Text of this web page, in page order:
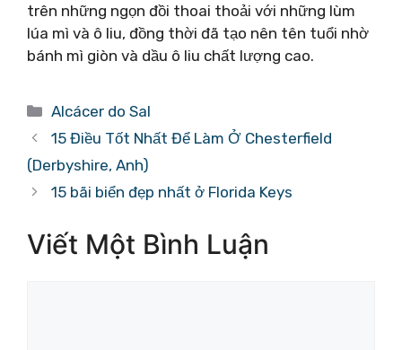
trên những ngọn đồi thoai thoải với những lùm
lúa mì và ô liu, đồng thời đã tạo nên tên tuổi nhờ
bánh mì giòn và dầu ô liu chất lượng cao.
Danh
mục
Alcácer do Sal
15 Điều Tốt Nhất Để Làm Ở Chesterfield
(Derbyshire, Anh)
15 bãi biển đẹp nhất ở Florida Keys
Viết Một Bình Luận